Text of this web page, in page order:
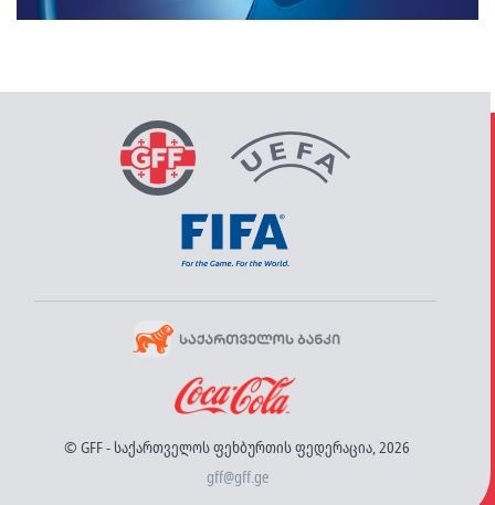
© GFF - საქართველოს ფეხბურთის ფედერაცია, 2026
gff@gff.ge